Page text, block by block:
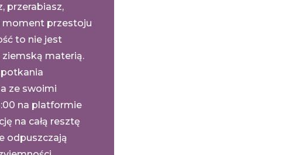
przerabiasz,
moment przestoju
to nie jest
ziemską materią.
ze swoimi
na platformie
na całą resztę
odpuszczają